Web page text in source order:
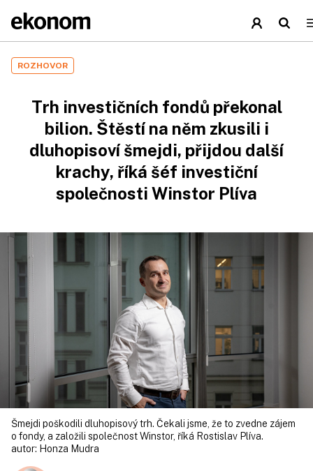
ROZHOVOR
Trh investičních fondů překonal
bilion. Štěstí na něm zkusili i
dluhopisoví šmejdi, přijdou další
krachy, říká šéf investiční
společnosti Winstor Plíva
Šmejdi poškodili dluhopisový trh. Čekali jsme, že to zvedne zájem
o fondy, a založili společnost Winstor, říká Rostislav Plíva.
autor: Honza Mudra